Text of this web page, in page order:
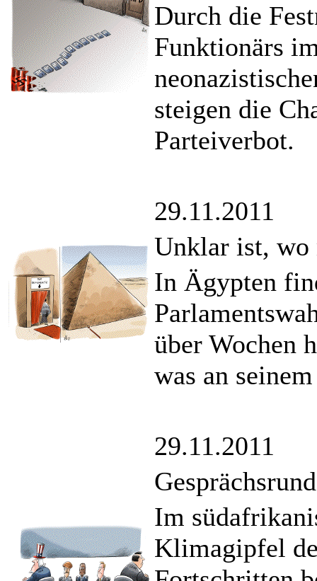
Durch die
Funktionärs
steigen die
Parteiverbot.
29.11.2011
Unklar ist, wo
In Ägypten
über Wochen
was an
29.11.2011
Im
Klimagipfel